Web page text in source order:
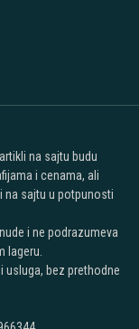
na sajtu budu
i cenama, ali
na sajtu u potpunosti
i ne podrazumeva
lageru.
usluga, bez prethodne